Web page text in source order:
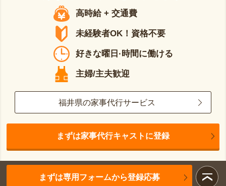
高時給 + 交通費
未経験者OK！資格不要
好きな曜日·時間に働ける
主婦/主夫歓迎
福井県の家事代行サービス
まずは家事代行キャストに登録
まずは専用フォームから登録応募